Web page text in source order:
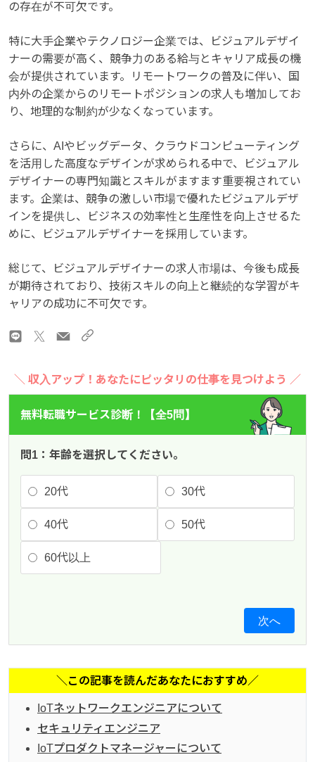
の存在が不可欠です。
特に大手企業やテクノロジー企業では、ビジュアルデザイ
ナーの需要が高く、競争力のある給与とキャリア成長の機
会が提供されています。リモートワークの普及に伴い、国
内外の企業からのリモートポジションの求人も増加してお
り、地理的な制約が少なくなっています。
さらに、AIやビッグデータ、クラウドコンピューティング
を活用した高度なデザインが求められる中で、ビジュアル
デザイナーの専門知識とスキルがますます重要視されてい
ます。企業は、競争の激しい市場で優れたビジュアルデザ
インを提供し、ビジネスの効率性と生産性を向上させるた
めに、ビジュアルデザイナーを採用しています。
総じて、ビジュアルデザイナーの求人市場は、今後も成長
が期待されており、技術スキルの向上と継続的な学習がキ
ャリアの成功に不可欠です。
＼ 収入アップ！あなたにピッタリの仕事を見つけよう ／
無料転職サービス診断！【全5問】
問1：年齢を選択してください。
20代 30代
40代 50代
60代以上
次へ
＼この記事を読んだあなたにおすすめ／
IoTネットワークエンジニアについて
セキュリティエンジニア
IoTプロダクトマネージャーについて